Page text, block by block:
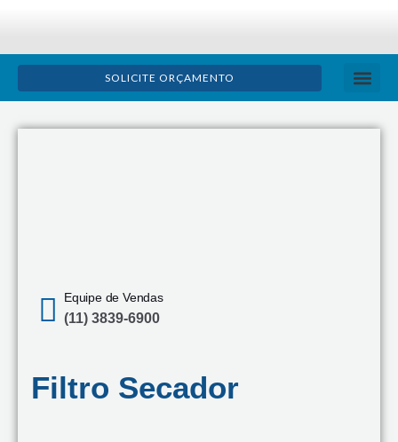
o
SOLICITE ORÇAMENTO
Equipe de Vendas
(11) 3839-6900
Filtro Secador